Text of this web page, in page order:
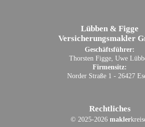
Lübben & Figge
Versicherungsmakler
Geschäftsführer:
Thorsten Figge, Uwe
Firmensitz:
Norder Straße 1 - 26427
Rechtliches
© 2025-2026 makler